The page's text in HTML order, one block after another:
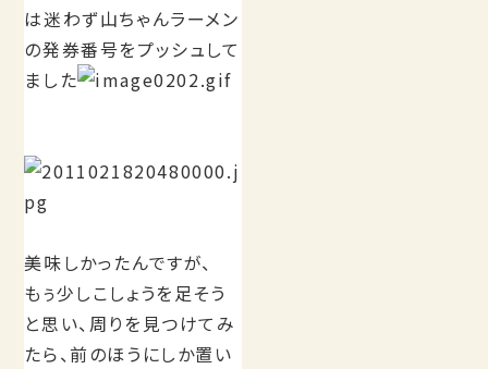
は迷わず山ちゃんラーメン
の発券番号をプッシュして
ました
美味しかったんですが、
もぅ少しこしょうを足そう
と思い、周りを見つけてみ
たら、前のほうにしか置い